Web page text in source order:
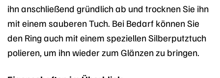
ihn anschließend gründlich ab und trocknen Sie ihn
mit einem sauberen Tuch. Bei Bedarf können Sie
den Ring auch mit einem speziellen Silberputztuch
polieren, um ihn wieder zum Glänzen zu bringen.